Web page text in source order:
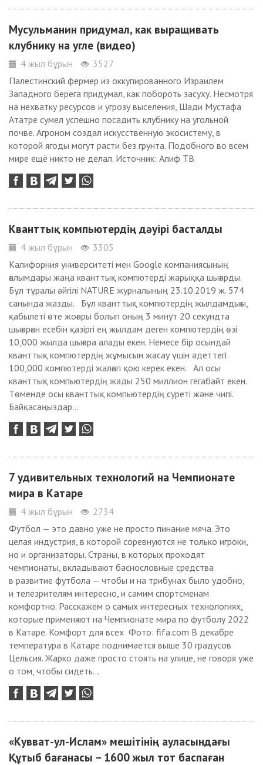
Мусульманин придумал, как выращивать
клубнику на угле (видео)
4 жыл бұрын
3527
Палестинский фермер из оккупированного Израилем
Западного берега придумал, как побороть засуху. Несмотря
на нехватку ресурсов и угрозу выселения, Шади Мустафа
Ататре сумел успешно посадить клубнику на угольной
почве. Агроном создал искусственную экосистему, в
которой ягоды могут расти без грунта. Подобного во всем
мире ещё никто не делал. Источник: Алиф ТВ
Кванттық компьютердің дәуірі басталды
4 жыл бұрын
3305
Калифорния университеті мен Google компаниясының
ғалымдары жаңа кванттық компютерді жарыққа шығарды.
Бұл тұралы әйгілі NATURE журналының 23.10.2019 ж. 574
санында жазды. Бұл кванттық компютердің жылдамдығы,
қабылеті өте жоғары болып оның 3 минут 20 секундта
шығарған есебін қазіргі ең жылдам деген компютердің өзі
10,000 жылда шығара алады екен. Немесе бір осындай
кванттық компютердің жұмысын жасау үшін әдеттегі
100,000 компютерді жалғап қою керек екен. Ал осы
кванттық компьютердің жады 250 миллион гегабайт екен.
Төменде осы кванттық компьютердің суреті және чипі.
Байқасаңыздар...
7 удивительных технологий на Чемпионате
мира в Катаре
4 жыл бұрын
2734
Футбол — это давно уже не просто пинание мяча. Это
целая индустрия, в которой соревнуются не только игроки,
но и организаторы. Страны, в которых проходят
чемпионаты, вкладывают баснословные средства
в развитие футбола — чтобы и на трибунах было удобно,
и телезрителям интересно, и самим спортсменам
комфортно. Расскажем о самых интересных технологиях,
которые применяют на Чемпионате мира по футболу 2022
в Катаре. Комфорт для всех Фото: fifa.com В декабре
температура в Катаре поднимается выше 30 градусов
Цельсия. Жарко даже просто стоять на улице, не говоря уже
о том, чтобы сидеть...
«Кувват-ул-Ислам» мешітінің ауласындағы
Құтыб бағанасы – 1600 жыл тот баспаған